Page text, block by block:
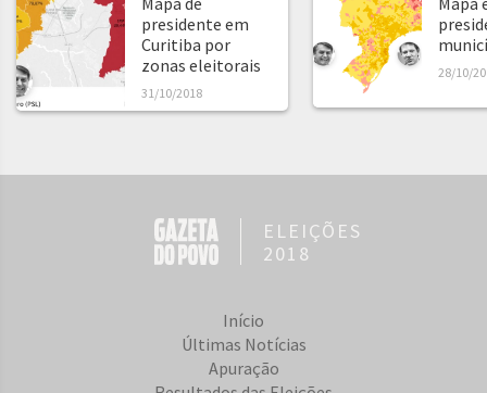
presidente em
Curitiba por
zonas eleitorais
31/10/2018
28/10/
ELEIÇÕES
2018
Início
Últimas Notícias
Apuração